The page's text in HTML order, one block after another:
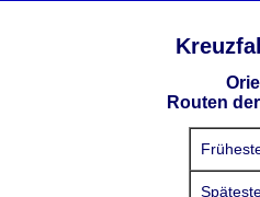
Routen